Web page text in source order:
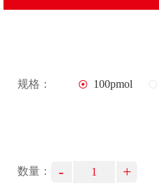
规格： 100pmol
数量： - +